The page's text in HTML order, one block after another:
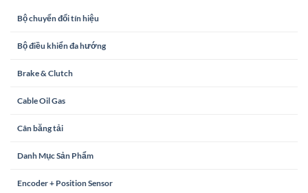
Bộ chuyển đổi tín hiệu
Bộ điều khiển đa hướng
Brake & Clutch
Cable Oil Gas
Cân băng tải
Danh Mục Sản Phẩm
Encoder + Position Sensor